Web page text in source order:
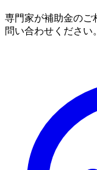
専門家が補助金のご
問い合わせください。